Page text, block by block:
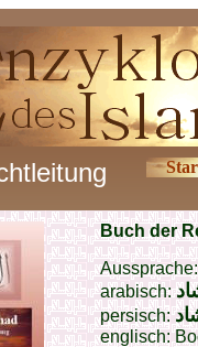
Buch der
arabisch:
persisch:
englisch: